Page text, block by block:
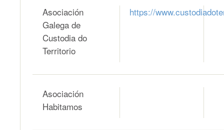
Asociación
Galega de
Custodia do
Territorio
https://
Asociación
Habitamos